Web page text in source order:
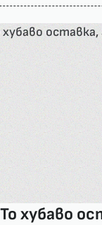
хубаво